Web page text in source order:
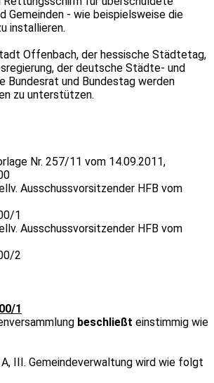
Gemeinden - wie beispielsweise die
installieren.
Offenbach, der hessische Städtetag,
der deutsche Städte- und
Bundesrat und Bundestag werden
zu unterstützen.
Nr. 257/11 vom 14.09.2011,
Ausschussvorsitzender HFB vom
1
Ausschussvorsitzender HFB vom
2
1
beschließt einstimmig wie
III. Gemeindeverwaltung wird wie folgt